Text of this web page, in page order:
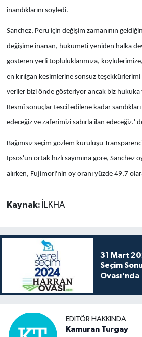
inandıklarını söyledi.
Sanchez, Peru için değişim zamanının
değişime inanan, hükümeti yeniden halka
gösteren yerli topluluklarımıza,
en kırılgan kesimlerine sonsuz teşekkürlerimi
veriler bizi önde gösteriyor ancak biz hukuka
Resmî sonuçlar tescil edilene kadar
edeceğiz ve zaferimizi sabırla ilan edeceğiz.'
Bağımsız seçim gözlem kuruluşu
Ipsos'un ortak hızlı sayımına göre, Sanchez
alırken, Fujimori'nin oy oranı yüzde 49,7
Kaynak: İLKHA
31 Mart
Seçim
Ovası'nda
EDITÖR HAKKINDA
Kamuran Turgay